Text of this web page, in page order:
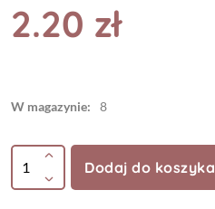
2.20 zł
W magazynie: 8
Dodaj do koszyka